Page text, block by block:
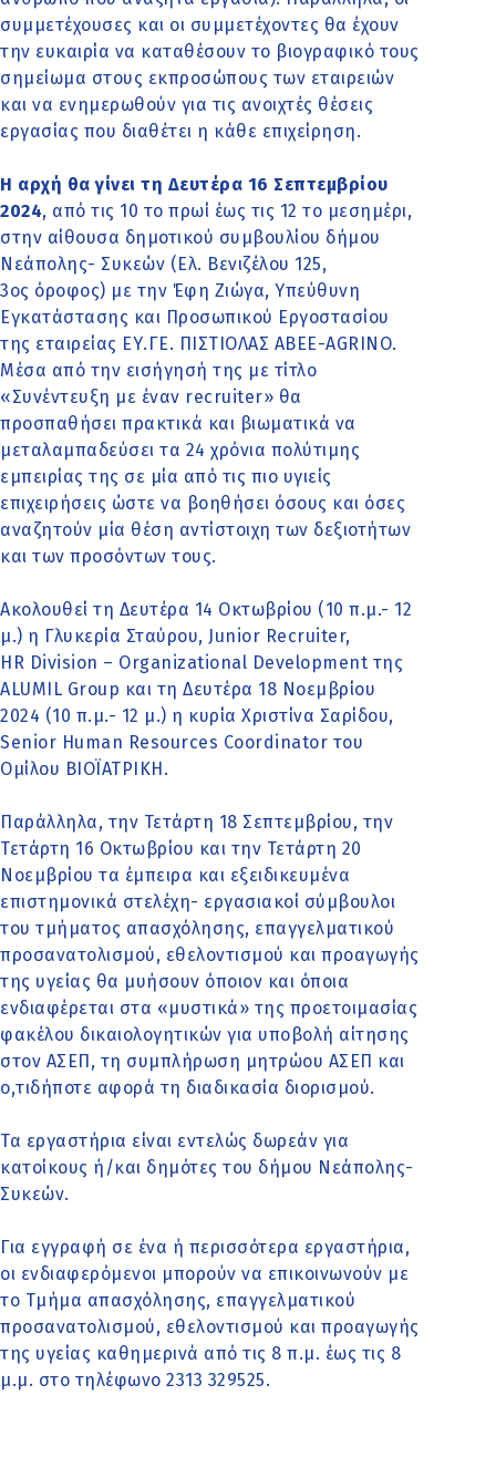
συμμετέχουσες και οι συμμετέχοντες θα έχουν
την ευκαιρία να καταθέσουν το βιογραφικό τους
σημείωμα στους εκπροσώπους των εταιρειών
και να ενημερωθούν για τις ανοιχτές θέσεις
εργασίας που διαθέτει η κάθε επιχείρηση.
Η αρχή θα γίνει τη Δευτέρα 16 Σεπτεμβρίου
2024, από τις 10 το πρωί έως τις 12 το μεσημέρι,
στην αίθουσα δημοτικού συμβουλίου δήμου
Νεάπολης- Συκεών (Ελ. Βενιζέλου 125,
3ος όροφος) με την Έφη Ζιώγα, Υπεύθυνη
Εγκατάστασης και Προσωπικού Εργοστασίου
της εταιρείας ΕΥ.ΓΕ. ΠΙΣΤΙΟΛΑΣ ΑBEΕ-AGRINO.
Μέσα από την εισήγησή της με τίτλο
«Συνέντευξη με έναν recruiter» θα
προσπαθήσει πρακτικά και βιωματικά να
μεταλαμπαδεύσει τα 24 χρόνια πολύτιμης
εμπειρίας της σε μία από τις πιο υγιείς
επιχειρήσεις ώστε να βοηθήσει όσους και όσες
αναζητούν μία θέση αντίστοιχη των δεξιοτήτων
και των προσόντων τους.
Ακολουθεί τη Δευτέρα 14 Οκτωβρίου (10 π.μ.- 12
μ.) η Γλυκερία Σταύρου, Junior Recruiter,
HR Division – Organizational Development της
ALUMIL Group και τη Δευτέρα 18 Νοεμβρίου
2024 (10 π.μ.- 12 μ.) η κυρία Χριστίνα Σαρίδου,
Senior Human Resources Coordinator του
Ομίλου ΒΙΟΪΑΤΡΙΚΗ.
Παράλληλα, την Τετάρτη 18 Σεπτεμβρίου, την
Τετάρτη 16 Οκτωβρίου και την Τετάρτη 20
Νοεμβρίου τα έμπειρα και εξειδικευμένα
επιστημονικά στελέχη- εργασιακοί σύμβουλοι
του τμήματος απασχόλησης, επαγγελματικού
προσανατολισμού, εθελοντισμού και προαγωγής
της υγείας θα μυήσουν όποιον και όποια
ενδιαφέρεται στα «μυστικά» της προετοιμασίας
φακέλου δικαιολογητικών για υποβολή αίτησης
στον ΑΣΕΠ, τη συμπλήρωση μητρώου ΑΣΕΠ και
ο,τιδήποτε αφορά τη διαδικασία διορισμού.
Τα εργαστήρια είναι εντελώς δωρεάν για
κατοίκους ή/και δημότες του δήμου Νεάπολης-
Συκεών.
Για εγγραφή σε ένα ή περισσότερα εργαστήρια,
οι ενδιαφερόμενοι μπορούν να επικοινωνούν με
το Τμήμα απασχόλησης, επαγγελματικού
προσανατολισμού, εθελοντισμού και προαγωγής
της υγείας καθημερινά από τις 8 π.μ. έως τις 8
μ.μ. στο τηλέφωνο 2313 329525.